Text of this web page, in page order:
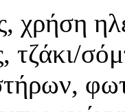
χρήση
τζάκι/